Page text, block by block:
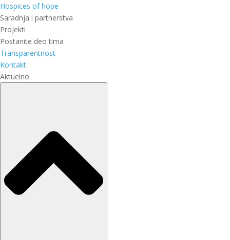
Hospices of hope
Saradnja i partnerstva
Projekti
Postanite deo tima
Transparentnost
Kontakt
Aktuelno